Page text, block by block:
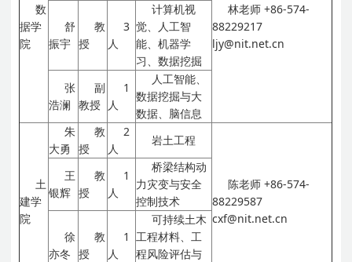
数
据学
院
林老师 +86-574-
88229217
ljy@nit.net.cn
舒
振宇
教
授
3
人
计算机视
觉、人工智
能、机器学
习、数据挖掘
张
浩澜
副
教授
1
人
人工智能、
数据挖掘与大
数据、脑信息
土
建学
院
朱
大勇
教
授
2
人
岩土工程
陈老师 +86-574-
88229587
cxf@nit.net.cn
王
银辉
教
授
1
人
桥梁结构动
力灾变与安全
控制技术
徐
亦冬
教
授
1
人
可持续土木
工程材料、工
程风险评估与